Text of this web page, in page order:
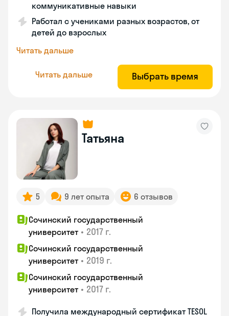
коммуникативные навыки
Работал с учениками разных возрастов, от
детей до взрослых
Читать дальше
Читать дальше Выбрать время
Татьяна
5 9 лет опыта 6 отзывов
Сочинский государственный
университет • 2017 г.
Сочинский государственный
университет • 2019 г.
Сочинский государственный
университет • 2017 г.
Получила международный сертификат TESOL